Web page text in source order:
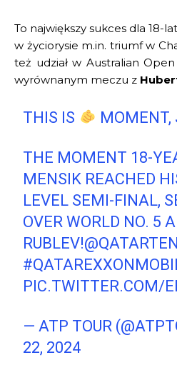
To największy sukces dla 18-
w życiorysie m.in. triumf w
też udział w Australian
wyrównanym meczu z
THIS IS MOMENT,
THE MOMENT 18-
MENSIK REACHED
LEVEL SEMI-FINAL,
OVER WORLD NO. 5
RUBLEV!
PIC.TWITTER.COM/
— ATP TOUR
22, 2024